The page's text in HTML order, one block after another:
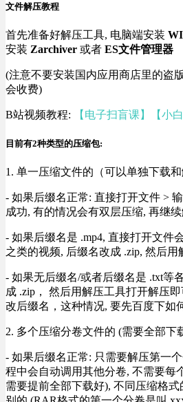
文件解压教程
首先准备好解压工具, 电脑端安装
安装 Zarchiver 或者 ES文件管理器
(注意不要安装国内应用商店里的盗
会收费)
B站视频教程: 【电子扫盲课】【小
目前有2种类型的压缩包:
1. 单一压缩文件的（可以单独下载
- 如果后缀名正常: 直接打开文件 >
成功, 有的情况会有双层压缩, 再继
- 如果后缀名是 .mp4, 直接打开文件
之类的视频, 后缀名改成 .zip, 然后用
- 如果无后缀名/或者后缀名是 .txt等
成 .zip， 然后用解压工具打开解压
改后缀名，这种情况, 要先百度下如
2. 多个压缩分卷文件的 (需要全部下
- 如果后缀名正常: 只需要解压第一
程中会自动调用其他分卷, 不需要每
需要提前全部下载好), 不同压缩格